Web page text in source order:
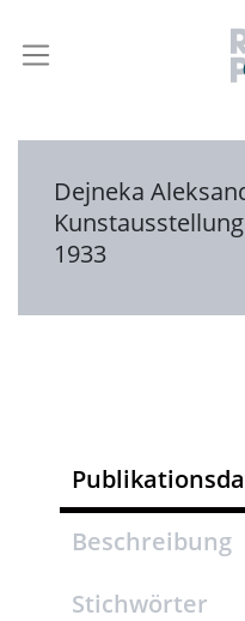
Dejneka
Kunstausstellung
1933
Beschreibung
Stichwörter